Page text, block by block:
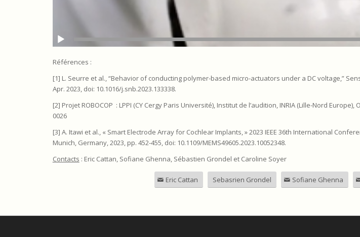
Références :
[1] L. Seurre et al., “Behavior of conducting polymer-based micro-actuators under a DC voltage,”
Apr. 2023, doi: 10.1016/j.snb.2023.133338.
[2] Projet ROBOCOP : LPPI (CY Cergy Paris Université), Institut de l’audition, INRIA (Lille-Nord
0026
[3] A. Itawi et al., « Smart Electrode Array for Cochlear Implants, » 2023 IEEE 36th International
Munich, Germany, 2023, pp. 452-455, doi: 10.1109/MEMS49605.2023.10052348.
Contacts : Eric Cattan, Sofiane Ghenna, Sébastien Grondel et Caroline Soyer
Eric Cattan Sebasrien Grondel Sofiane Ghenna